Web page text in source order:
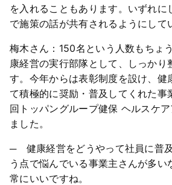
を入れることもあります。いずれに
で施策の話が共有されるようにして
梅木さん：150名という人数もちょ
康経営の実行部隊として、しっかり
す。今年からは表彰制度を設け、健
て積極的に奨励・普及してくれた事
回トッパングループ健保 ヘルスケ
ました。
─ 健康経営をどうやって社員に普
う点で悩んでいる事業主さんが多い
常にいいですね。